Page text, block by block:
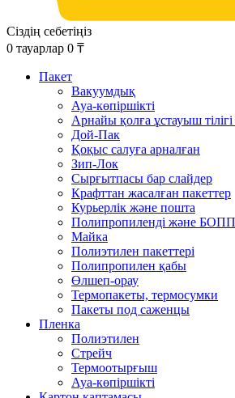
Сіздің себетіңіз
0 тауарлар 0 ₸
Пакет
Вакуумдық
Ауа-көпіршікті
Арнайы қолға ұстауыш тілігі
Дой-Пак
Қоқыс салуға арналған
Зип-Лок
Сырғытпасы бар слайдер
Крафттан жасалған пакеттер
Курьерлік және пошта
Полипропиленді және БОПП
Майка
Полиэтилен пакеттері
Полипропилен қабы
Өлшеп-орау
Термопакеты, термосумки
Пакеты под саженцы
Пленка
Полиэтилен
Стрейч
Термоотырғыш
Ауа-көпіршікті